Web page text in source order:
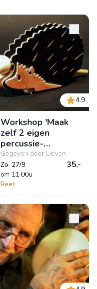
4.9
Workshop 'Maak
zelf 2 eigen
percussie-
instrumentjes,
KLEPPER en
RITSER"
Gegeven door Lieven
Zo. 27/9
om 11:00u
35,-
Reet